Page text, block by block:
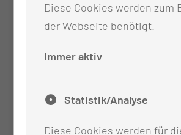
Diese Cookies werden zum
der Webseite benötigt.
Immer aktiv
Statistik/Analyse
Diese Cookies werden für